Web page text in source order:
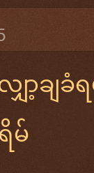
ချခံ
မ်